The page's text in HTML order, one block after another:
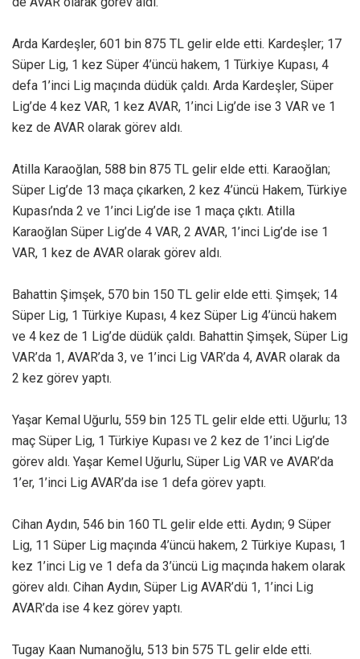
Arda Kardeşler, 601 bin 875 TL gelir elde etti. Kardeşler; 17
Süper Lig, 1 kez Süper 4’üncü hakem, 1 Türkiye Kupası, 4
defa 1’inci Lig maçında düdük çaldı. Arda Kardeşler, Süper
Lig’de 4 kez VAR, 1 kez AVAR, 1’inci Lig’de ise 3 VAR ve 1
kez de AVAR olarak görev aldı.
Atilla Karaoğlan, 588 bin 875 TL gelir elde etti. Karaoğlan;
Süper Lig’de 13 maça çıkarken, 2 kez 4’üncü Hakem, Türkiye
Kupası’nda 2 ve 1’inci Lig’de ise 1 maça çıktı. Atilla
Karaoğlan Süper Lig’de 4 VAR, 2 AVAR, 1’inci Lig’de ise 1
VAR, 1 kez de AVAR olarak görev aldı.
Bahattin Şimşek, 570 bin 150 TL gelir elde etti. Şimşek; 14
Süper Lig, 1 Türkiye Kupası, 4 kez Süper Lig 4’üncü hakem
ve 4 kez de 1 Lig’de düdük çaldı. Bahattin Şimşek, Süper Lig
VAR’da 1, AVAR’da 3, ve 1’inci Lig VAR’da 4, AVAR olarak da
2 kez görev yaptı.
Yaşar Kemal Uğurlu, 559 bin 125 TL gelir elde etti. Uğurlu; 13
maç Süper Lig, 1 Türkiye Kupası ve 2 kez de 1’inci Lig’de
görev aldı. Yaşar Kemel Uğurlu, Süper Lig VAR ve AVAR’da
1’er, 1’inci Lig AVAR’da ise 1 defa görev yaptı.
Cihan Aydın, 546 bin 160 TL gelir elde etti. Aydın; 9 Süper
Lig, 11 Süper Lig maçında 4’üncü hakem, 2 Türkiye Kupası, 1
kez 1’inci Lig ve 1 defa da 3’üncü Lig maçında hakem olarak
görev aldı. Cihan Aydın, Süper Lig AVAR’dü 1, 1’inci Lig
AVAR’da ise 4 kez görev yaptı.
Tugay Kaan Numanoğlu, 513 bin 575 TL gelir elde etti.